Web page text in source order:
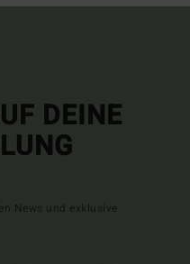
DEINE
News und exklusive